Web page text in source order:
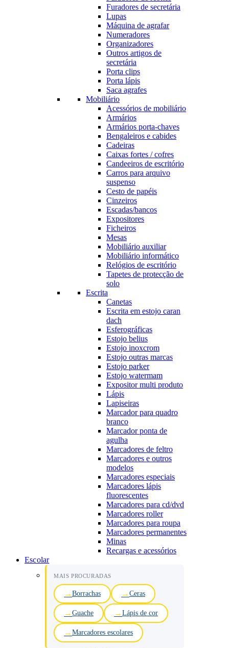
Furadores de secretária
Lupas
Máquina de agrafar
Numeradores
Organizadores
Outros artigos de
secretária
Porta clips
Porta lápis
Saca agrafes
Mobiliário
Acessórios de mobiliário
Armários
Armários porta-chaves
Bengaleiros e cabides
Cadeiras
Caixas fortes / cofres
Candeeiros de escritório
Carros para arquivo
suspenso
Cesto de papéis
Cinzeiros
Escadas/bancos
Expositores
Ficheiros
Mesas
Mobiliário auxiliar
Mobiliário informático
Relógios de escritório
Tapetes de protecção de
solo
Escrita
Canetas
Escrita em estojo caran
dach
Esferográficas
Estojo belius
Estojo inoxcrom
Estojo outras marcas
Estojo parker
Estojo watermam
Expositor multi produto
Lápis
Lapiseiras
Marcador para quadro
branco
Marcador ponta de
agulha
Marcadores de feltro
Marcadores e outros
modelos
Marcadores especiais
Marcadores lápis
fluorescentes
Marcadores para cd/dvd
Marcadores roller
Marcadores para roupa
Marcadores permanentes
Minas
Recargas e acessórios
Escolar
MAIS PROCURADAS
Borrachas Ceras
Guache Lápis de cor
Marcadores escolares